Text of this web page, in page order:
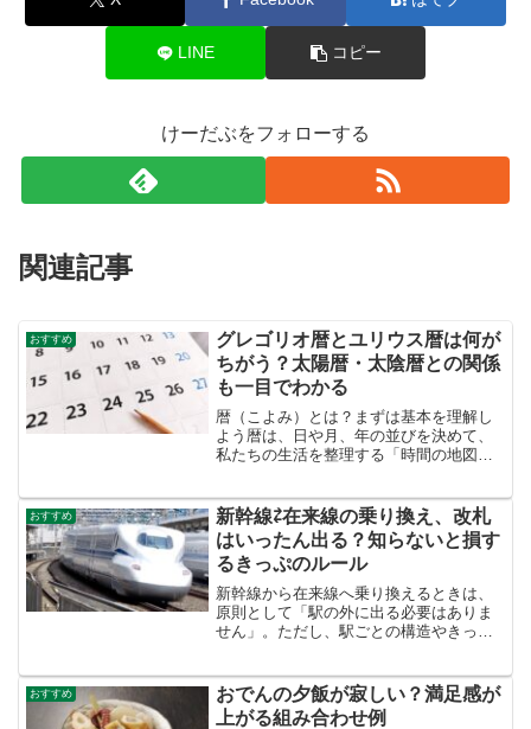
LINE コピー
けーだぶをフォローする
関連記事
おすすめ
グレゴリオ暦とユリウス暦は何が
ちがう？太陽暦・太陰暦との関係
も一目でわかる
暦（こよみ）とは？まずは基本を理解し
よう暦は、日や月、年の並びを決めて、
私たちの生活を整理する「時間の地図」
や会社のスケジュールなど、社会の多く
は暦が正しく回ることで成...
おすすめ
新幹線⇄在来線の乗り換え、改札
はいったん出る？知らないと損す
るきっぷのルール
新幹線から在来線へ乗り換えるときは、
原則として「駅の外に出る必要はありま
せん」。ただし、駅ごとの構造やきっぷ
「うっかり通常改札から出てしまった」
「ICカードと紙のきっぷの...
おすすめ
おでんの夕飯が寂しい？満足感が
上がる組み合わせ例